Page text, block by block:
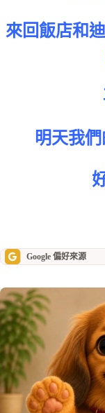
來回飯店和
明天我
Google 偏好來源